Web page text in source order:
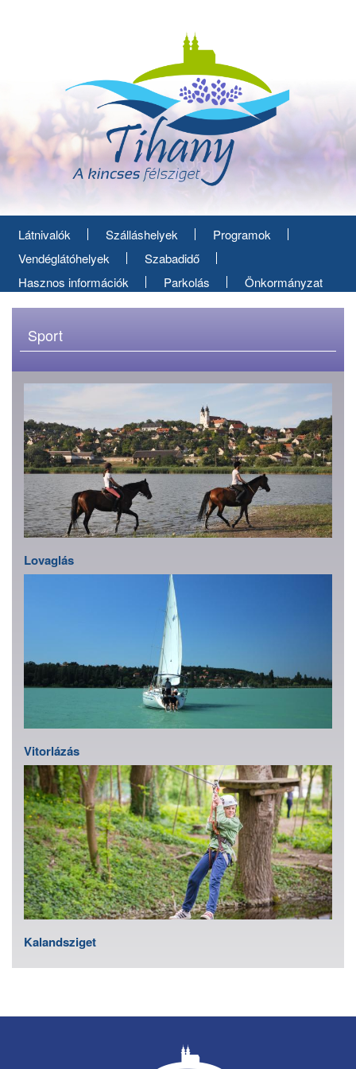
Látnivalók Szálláshelyek
Programok
Vendéglátóhelyek
Szabadidő
Hasznos információk
Parkolás Önkormányzat
Sport
Lovaglás
Vitorlázás
Kalandsziget